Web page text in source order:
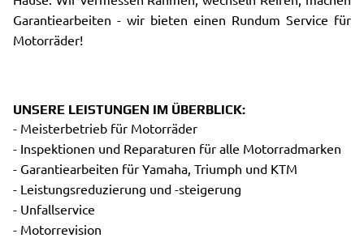
Garantiearbeiten - wir bieten einen Rundum Service für
Motorräder!
UNSERE LEISTUNGEN IM ÜBERBLICK:
- Meisterbetrieb für Motorräder
- Inspektionen und Reparaturen für alle Motorradmarken
- Garantiearbeiten für Yamaha, Triumph und KTM
- Leistungsreduzierung und -steigerung
- Unfallservice
- Motorrevision